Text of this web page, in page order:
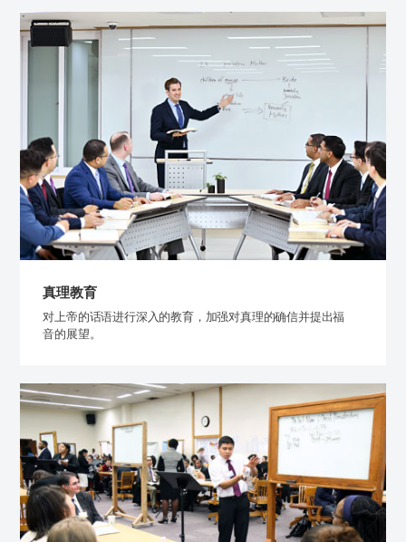
真理教育
对上帝的话语进行深入的教育，加强对真理的确信并提出福
音的展望。